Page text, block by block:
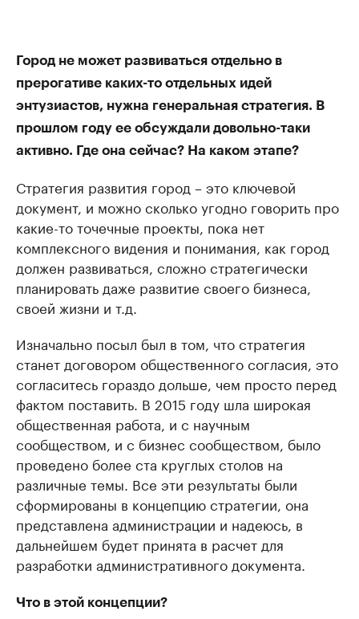
Город не может развиваться отдельно в
прерогативе каких-то отдельных идей
энтузиастов, нужна генеральная стратегия. В
прошлом году ее обсуждали довольно-таки
активно. Где она сейчас? На каком этапе?
Стратегия развития город – это ключевой
документ, и можно сколько угодно говорить про
какие-то точечные проекты, пока нет
комплексного видения и понимания, как город
должен развиваться, сложно стратегически
планировать даже развитие своего бизнеса,
своей жизни и т.д.
Изначально посыл был в том, что стратегия
станет договором общественного согласия, это
согласитесь гораздо дольше, чем просто перед
фактом поставить. В 2015 году шла широкая
общественная работа, и с научным
сообществом, и с бизнес сообществом, было
проведено более ста круглых столов на
различные темы. Все эти результаты были
сформированы в концепцию стратегии, она
представлена администрации и надеюсь, в
дальнейшем будет принята в расчет для
разработки административного документа.
Что в этой концепции?